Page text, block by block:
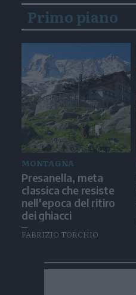
Primo piano
MONTAGNA
Presanella, meta
classica che resiste
nell'epoca del ritiro
dei ghiacci
FABRIZIO TORCHIO